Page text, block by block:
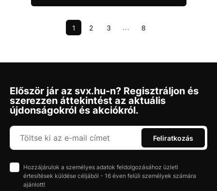
1 2 3 ⋯ 8
Először jár az svx.hu-n? Regisztráljon és
szerezzen áttekintést az aktuális
újdonságokról és akciókról.
Feliratkozás
Hozzájárulok a személyes adatok feldolgozásához üzleti
értesítések küldése céljából - 16 éven felüli személyek számára
ajánlott!